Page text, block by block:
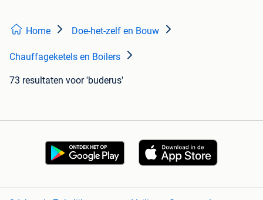
Home Doe-het-zelf en Bouw
Chauffageketels en Boilers
73 resultaten voor 'buderus'